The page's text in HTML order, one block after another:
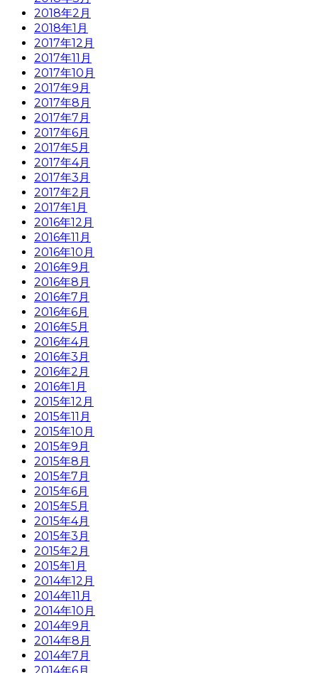
2018年2月
2018年1月
2017年12月
2017年11月
2017年10月
2017年9月
2017年8月
2017年7月
2017年6月
2017年5月
2017年4月
2017年3月
2017年2月
2017年1月
2016年12月
2016年11月
2016年10月
2016年9月
2016年8月
2016年7月
2016年6月
2016年5月
2016年4月
2016年3月
2016年2月
2016年1月
2015年12月
2015年11月
2015年10月
2015年9月
2015年8月
2015年7月
2015年6月
2015年5月
2015年4月
2015年3月
2015年2月
2015年1月
2014年12月
2014年11月
2014年10月
2014年9月
2014年8月
2014年7月